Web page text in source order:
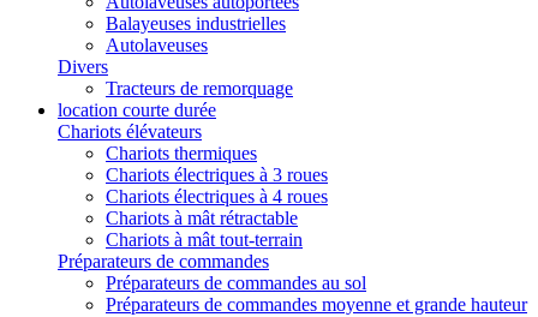
Balayeuses industrielles
Autolaveuses
Divers
Tracteurs de remorquage
location courte durée
Chariots élévateurs
Chariots thermiques
Chariots électriques à 3 roues
Chariots électriques à 4 roues
Chariots à mât rétractable
Chariots à mât tout-terrain
Préparateurs de commandes
Préparateurs de commandes au sol
Préparateurs de commandes moyenne et grande hauteur